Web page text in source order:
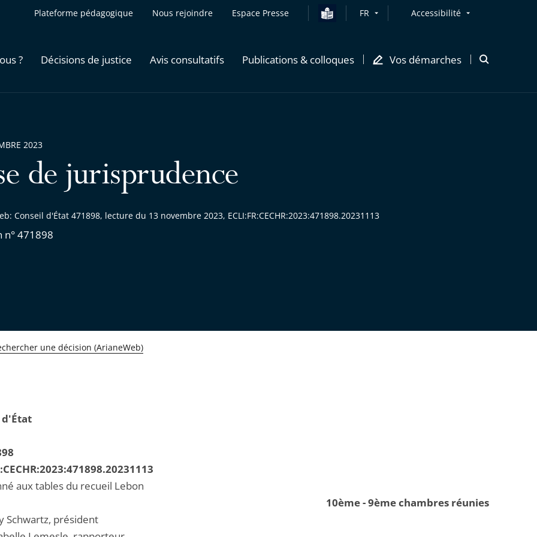
Plateforme pédagogique Nous rejoindre Espace Presse FR Accessibilité
? Décisions de justice Avis consultatifs Publications & colloques Vos démarches
Ouvrir
de jurisprudence
Conseil d'État 471898, lecture du 13 novembre 2023, ECLI:FR:CECHR:2023:471898.20231113
n° 471898
2023
une décision (ArianeWeb)
d'État
aux tables du recueil Lebon
10ème - 9ème chambres réunies
Schwartz, président